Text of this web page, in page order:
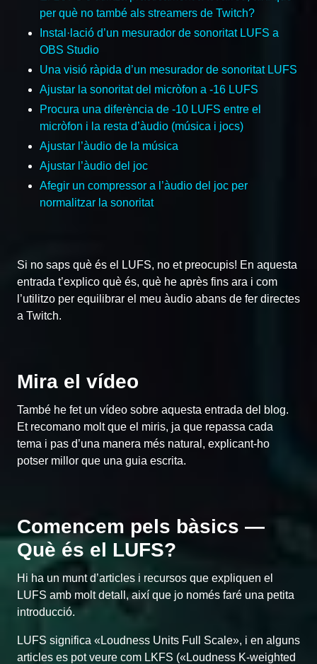
per què no també als streamers de Twitch?
Instal·lació d’un mesurador de sonoritat LUFS a
OBS Studio
Una visió ràpida d’un mesurador de sonoritat LUFS
Ajustar la sonoritat del micròfon a -16 LUFS
Procura una diferència de -10 LUFS entre el
micròfon i la resta d’àudio (música i jocs)
Ajustar l’àudio de la música
Ajustar l’àudio del joc
Afegir un compressor a l’àudio del joc per
normalitzar la sonoritat
Si no saps què és el LUFS, no et preocupis! En aquesta
entrada t’explico què és, què he après fins ara i com
l’utilitzo per equilibrar el meu àudio abans de fer directes
a Twitch.
Mira el vídeo
També he fet un vídeo sobre aquesta entrada del blog.
Et recomano molt que el miris, ja que repassa cada
tema i pas d’una manera més natural, explicant-ho
potser millor que una guia escrita.
Comencem pels bàsics —
Què és el LUFS?
Hi ha un munt d’articles i recursos que expliquen el
LUFS amb molt detall, així que jo només faré una petita
introducció.
LUFS significa «Loudness Units Full Scale», i en alguns
articles es pot veure com LKFS («Loudness K-weighted